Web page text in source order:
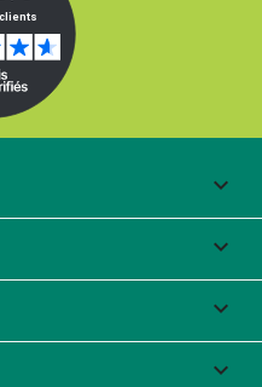



keyboard_arrow_down